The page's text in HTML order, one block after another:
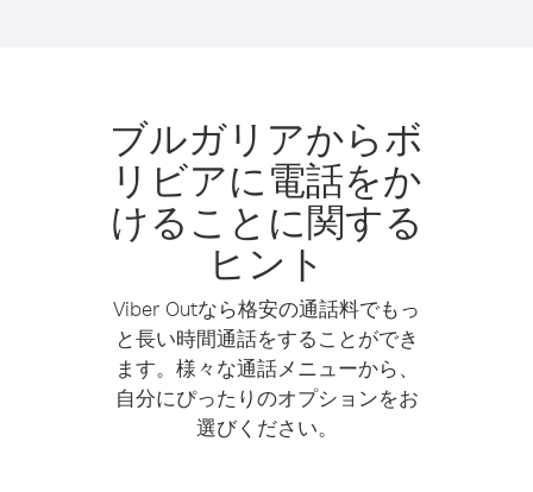
ブルガリアからボ
リビアに電話をか
けることに関する
ヒント
Viber Outなら格安の通話料でもっ
と長い時間通話をすることができ
ます。様々な通話メニューから、
自分にぴったりのオプションをお
選びください。